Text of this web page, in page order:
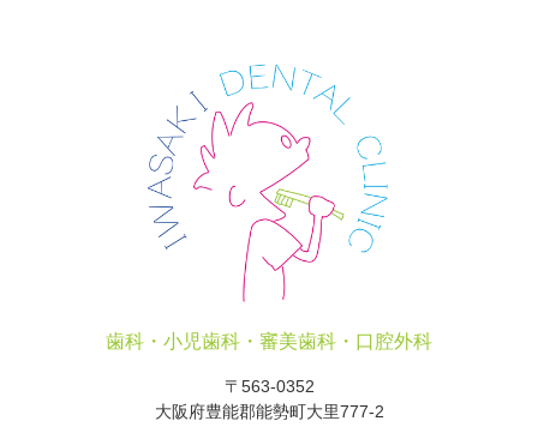
歯科・小児歯科・審美歯科・口腔外科
〒563-0352
大阪府豊能郡能勢町大里777-2